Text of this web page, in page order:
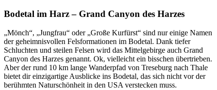
Bodetal im Harz – Grand Canyon des Harzes
„Mönch“, „Jungfrau“ oder „Große Kurfürst“ sind nur einige Namen
der geheimnisvollen Felsformationen im Bodetal. Dank tiefer
Schluchten und steilen Felsen wird das Mittelgebirge auch Grand
Canyon des Harzes genannt. Ok, vielleicht ein bisschen übertrieben.
Aber der rund 10 km lange Wanderpfad von Treseburg nach Thale
bietet dir einzigartige Ausblicke ins Bodetal, das sich nicht vor der
berühmten Naturschönheit in den USA verstecken muss.